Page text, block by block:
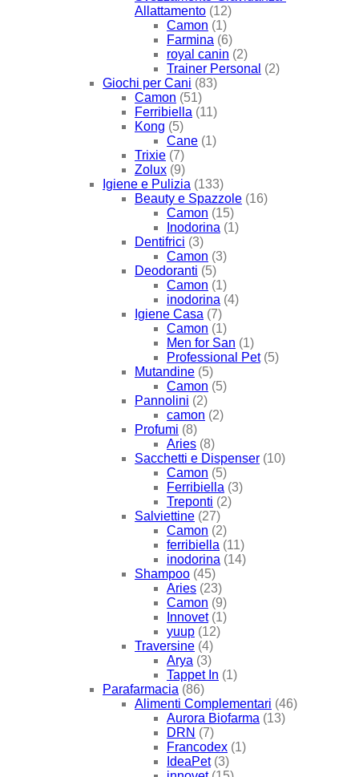
Allattamento (12)
Camon (1)
Farmina (6)
royal canin (2)
Trainer Personal (2)
Giochi per Cani (83)
Camon (51)
Ferribiella (11)
Kong (5)
Cane (1)
Trixie (7)
Zolux (9)
Igiene e Pulizia (133)
Beauty e Spazzole (16)
Camon (15)
Inodorina (1)
Dentifrici (3)
Camon (3)
Deodoranti (5)
Camon (1)
inodorina (4)
Igiene Casa (7)
Camon (1)
Men for San (1)
Professional Pet (5)
Mutandine (5)
Camon (5)
Pannolini (2)
camon (2)
Profumi (8)
Aries (8)
Sacchetti e Dispenser (10)
Camon (5)
Ferribiella (3)
Treponti (2)
Salviettine (27)
Camon (2)
ferribiella (11)
inodorina (14)
Shampoo (45)
Aries (23)
Camon (9)
Innovet (1)
yuup (12)
Traversine (4)
Arya (3)
Tappet In (1)
Parafarmacia (86)
Alimenti Complementari (46)
Aurora Biofarma (13)
DRN (7)
Francodex (1)
IdeaPet (3)